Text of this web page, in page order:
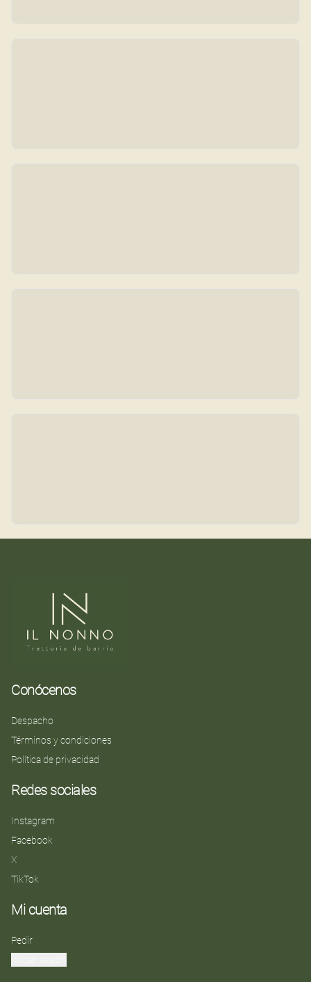
Conócenos
Despacho
Términos y condiciones
Política de privacidad
Redes sociales
Instagram
Facebook
X
TikTok
Mi cuenta
Pedir